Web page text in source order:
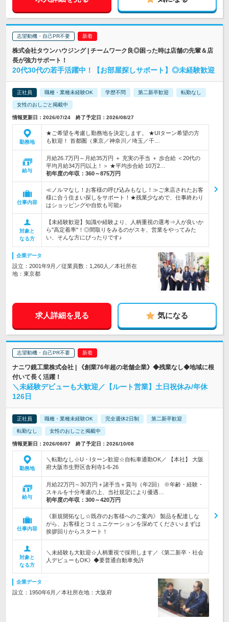
志望動機・自己PR不要
株式会社タウンハウジング | チームワーク良◎困った時は店舗の先輩＆店
長が強力サポート！
20代30代の若手活躍中！【お部屋探しサポート】◎未経験歓迎
正社員 職種・業種未経験OK 学歴不問 第二新卒歓迎 転勤なし
女性のおしごと掲載中
情報更新日：2026/07/24 終了予定日：2026/08/27
勤務地
★ご希望を考慮し勤務地を決定します。 ★UIターン希望の方
も歓迎！ 首都圏（東京／神奈川／埼玉／千…
給与
月給26.7万円～月給35万円 ＋ 充実の手当 ＋ 歩合給 ＜20代の
平均月給34万円以上！＞ ★平均歩合給 10万2…
初年度の年収： 360～875万円
仕事内容
≪ノルマなし！お客様の呼び込みもなし！≫ご来店されたお客
様に合う住まい探しをサポート！★残業少なめで、仕事終わり
はショッピングや自炊も可能♪
対象と
なる方
【未経験歓迎】知識や経験より、人柄重視の選考⇒人が良いか
ら"高定着率"！◎間取りをみるのがスキ、営業をやってみた
い、そんな方にぴったりです♪
企業データ
設立：2001年9月／従業員数：1,260人／本社所在
地：東京都
求人詳細を見る 気になる
志望動機・自己PR不要
ナニワ鏡工業株式会社 | 《創業76年超の老舗企業》◆残業なし◆地域に根
付いて長く活躍！
＼未経験デビューも大歓迎／【ルート営業】土日祝休み/年休
126日
正社員 職種・業種未経験OK 完全週休2日制 第二新卒歓迎
転勤なし 女性のおしごと掲載中
情報更新日：2026/08/07 終了予定日：2026/10/08
勤務地
＼転勤なし☆U・Iターン歓迎☆自転車通勤OK／ 【本社】 大阪
府大阪市生野区舎利寺1-6-26
給与
月給22万円～30万円＋諸手当＋賞与（年2回） ※年齢・経験・
スキルを十分考慮の上、当社規定により優遇…
初年度の年収： 300～420万円
仕事内容
《新規開拓なし☆既存のお客様へのご案内》 製品を配達しな
がら、お客様とコミュニケーションを深めてください♪まずは
挨拶回りからスタート！
対象と
なる方
＼未経験も大歓迎☆人柄重視で採用します／《第二新卒・社会
人デビューもOK》◆要普通自動車免許
企業データ
設立：1950年6月／本社所在地：大阪府